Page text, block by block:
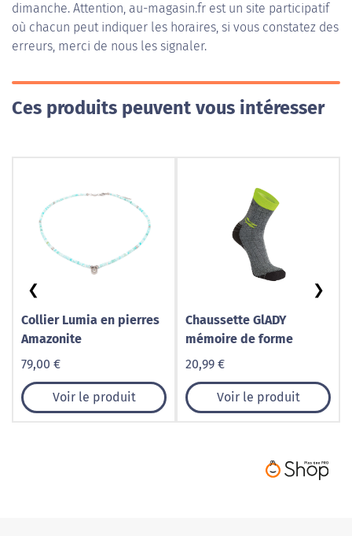
dimanche. Attention, au-magasin.fr est un site participatif
où chacun peut indiquer les horaires, si vous constatez des
erreurs, merci de nous les signaler.
Ces produits peuvent vous intéresser
Collier Lumia en pierres
Amazonite
79,00 €
Voir le produit
Chaussette GlADY
mémoire de forme
20,99 €
Voir le produit
❮ ❯